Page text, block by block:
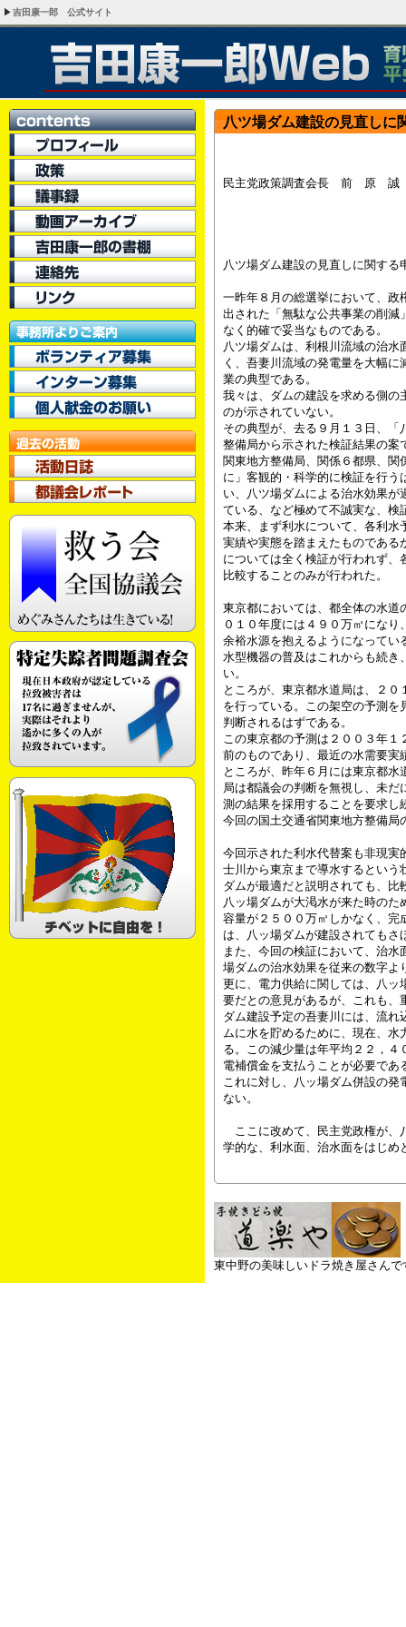
吉田康一郎 公式サイト
八ツ場ダム建設の見直しに
民主党政策調査会長 前 原
八ツ場ダム建設の見直しに関する
一昨年８月の総選挙において、政
出された「無駄な公共事業の削減
なく的確で妥当なものである。
八ツ場ダムは、利根川流域の治
く、吾妻川流域の発電量を大幅
業の典型である。
我々は、ダムの建設を求める側の
のが示されていない。
その典型が、去る９月１３日、
整備局から示された検証結果の案
関東地方整備局、関係６都県、
に」客観的・科学的に検証を行
い、八ツ場ダムによる治水効果
ている、など極めて不誠実な、検
本来、まず利水について、各利水
実績や実態を踏まえたものである
については全く検証が行われず
比較することのみが行われた。
東京都においては、都全体の水道
０１０年度には４９０万㎥にな
余裕水源を抱えるようになってい
水型機器の普及はこれからも続き
い。
ところが、東京都水道局は、２
を行っている。この架空の予測
判断されるはずである。
この東京都の予測は２００３年
前のものであり、最近の水需要実
ところが、昨年６月には東京都
局は都議会の判断を無視し、未
測の結果を採用することを要求し
今回の国土交通省関東地方整備局
今回示された利水代替案も非現実
士川から東京まで導水するという
ダムが最適だと説明されても、
八ッ場ダムが大渇水が来た時の
容量が２５００万㎥しかなく、完
は、八ッ場ダムが建設されてもさ
また、今回の検証において、治
場ダムの治水効果を従来の数字よ
更に、電力供給に関しては、八
要だとの意見があるが、これも、
ダム建設予定の吾妻川には、流
ムに水を貯めるために、現在、水
る。この減少量は年平均２２，
電補償金を支払うことが必要であ
これに対し、八ッ場ダム併設の
ない。
ここに改めて、民主党政権が、
学的な、利水面、治水面をはじめ
東中野の美味しいドラ焼き屋さんで